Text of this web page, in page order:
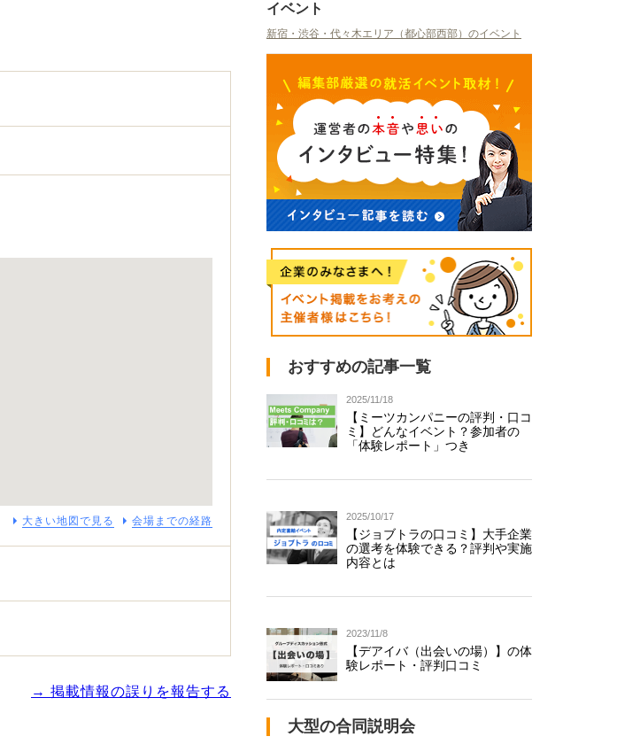
大きい地図で見る 会場までの経路
→ 掲載情報の誤りを報告する
イベント
新宿・渋谷・代々木エリア（都心部西部）のイベント
おすすめの記事一覧
2025/11/18
【ミーツカンパニーの評判・口コ
ミ】どんなイベント？参加者の
「体験レポート」つき
2025/10/17
【ジョブトラの口コミ】大手企業
の選考を体験できる？評判や実施
内容とは
2023/11/8
【デアイバ（出会いの場）】の体
験レポート・評判口コミ
大型の合同説明会